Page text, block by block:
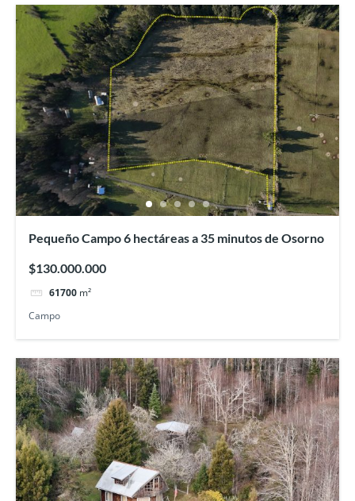
Pequeño Campo 6 hectáreas a 35 minutos de Osorno
$130.000.000
61700 m²
Campo